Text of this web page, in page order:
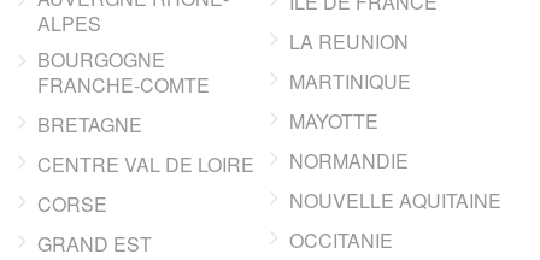
ALPES
BOURGOGNE
FRANCHE-COMTE
BRETAGNE
CENTRE VAL DE LOIRE
CORSE
GRAND EST
LA REUNION
MARTINIQUE
MAYOTTE
NORMANDIE
NOUVELLE AQUITAINE
OCCITANIE